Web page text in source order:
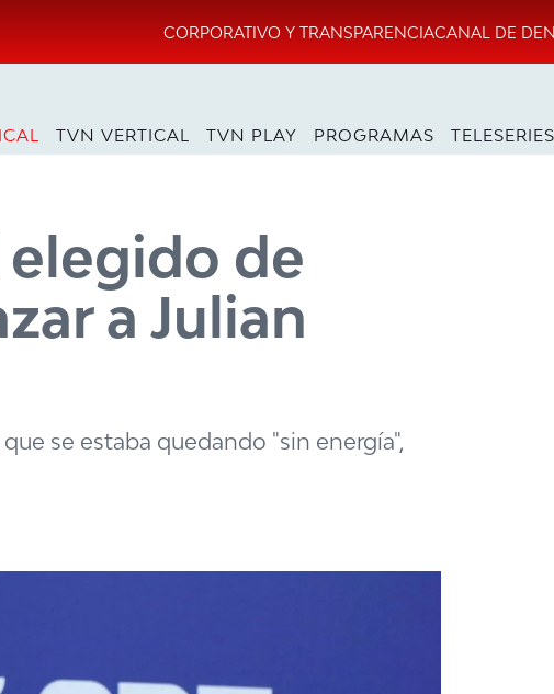
CORPORATIVO Y TRANSPARENCIACANAL DE
TVN VERTICAL TVN PLAY PROGRAMAS TELESERIES
elegido de
a Julian
se estaba quedando "sin energía",